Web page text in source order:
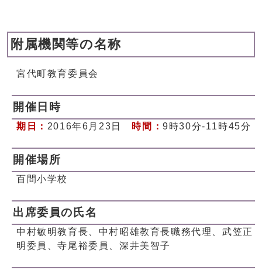
附属機関等の名称
宮代町教育委員会
開催日時
期日： 2016年6月23日 時間：9時30分-11時45分
開催場所
百間小学校
出席委員の氏名
中村敏明教育長、中村昭雄教育長職務代理、武笠正
明委員、寺尾裕委員、深井美智子